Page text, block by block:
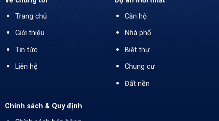
Trang chủ
Giới thiệu
Tin tức
Liên hệ
Căn hộ
Nhà phố
Biệt thự
Chung cư
Đất nền
Chính sách & Quy định